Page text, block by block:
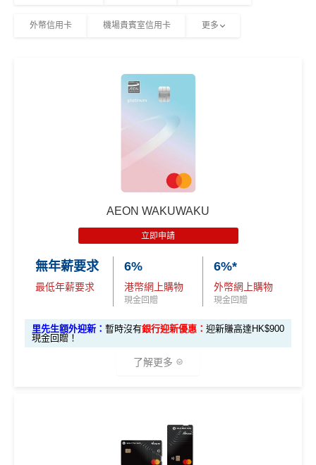
外幣信用卡 機場貴賓室信用卡 更多
AEON WAKUWAKU
立即申請
無年薪要求
最低年薪要求
6%
港幣網上購物
現金回贈
6%*
外幣網上購物
現金回贈
里先生額外迎新： 暫時沒有銀行迎新優惠： 迎新賺高達HK$900
現金回贈！
了解更多
購卡回贈率最有競爭力嘅卡之一。呢張卡喺日本簽賬仲有
3%回贈🇯🇵！對鐘意去日本旅行嘅你嚟講，絕對係慳錢
AEON WAKUWAKU信用卡